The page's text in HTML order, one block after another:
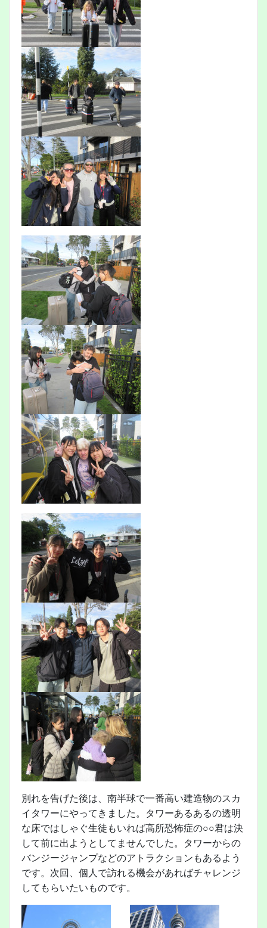
別れを告げた後は、南半球で一番高い建造物のスカ
イタワーにやってきました。タワーあるあるの透明
な床ではしゃぐ生徒もいれば高所恐怖症の○○君は決
して前に出ようとしてませんでした。タワーからの
バンジージャンプなどのアトラクションもあるよう
です。次回、個人で訪れる機会があればチャレンジ
してもらいたいものです。